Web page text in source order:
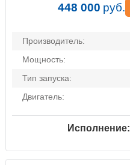
448 000 руб.
Производитель:
Мощность:
Тип запуска:
Двигатель:
Исполнение: